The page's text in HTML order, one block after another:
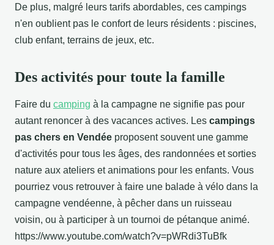
De plus, malgré leurs tarifs abordables, ces campings
n'en oublient pas le confort de leurs résidents : piscines,
club enfant, terrains de jeux, etc.
Des activités pour toute la famille
Faire du camping à la campagne ne signifie pas pour
autant renoncer à des vacances actives. Les campings
pas chers en Vendée proposent souvent une gamme
d'activités pour tous les âges, des randonnées et sorties
nature aux ateliers et animations pour les enfants. Vous
pourriez vous retrouver à faire une balade à vélo dans la
campagne vendéenne, à pêcher dans un ruisseau
voisin, ou à participer à un tournoi de pétanque animé.
https://www.youtube.com/watch?v=pWRdi3TuBfk